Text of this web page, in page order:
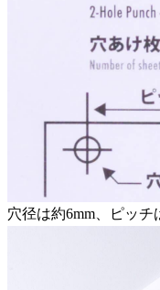
穴径は約6mm、ピッチ